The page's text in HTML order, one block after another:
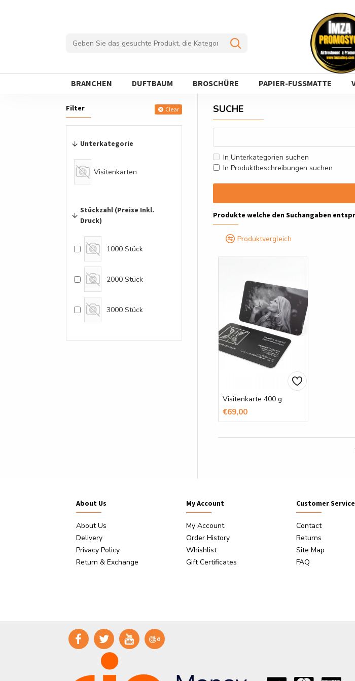
BRANCHEN DUFTBAUM BROSCHÜRE PAPIER-FUSSMATTE
Filter Clear
Unterkategorie
Visitenkarten
Stückzahl (Preise Inkl.
Druck)
1000 Stück
2000 Stück
3000 Stück
SUCHE
In Unterkategorien suchen
In Produktbeschreibungen suchen
Produkte welche den Suchangaben
Produktvergleich
Visitenkarte 400 g
€69,00
About Us
About Us
Delivery
Privacy Policy
Return & Exchange
My Account
My Account
Order History
Whishlist
Gift Certificates
Customer Service
Contact
Returns
Site Map
FAQ